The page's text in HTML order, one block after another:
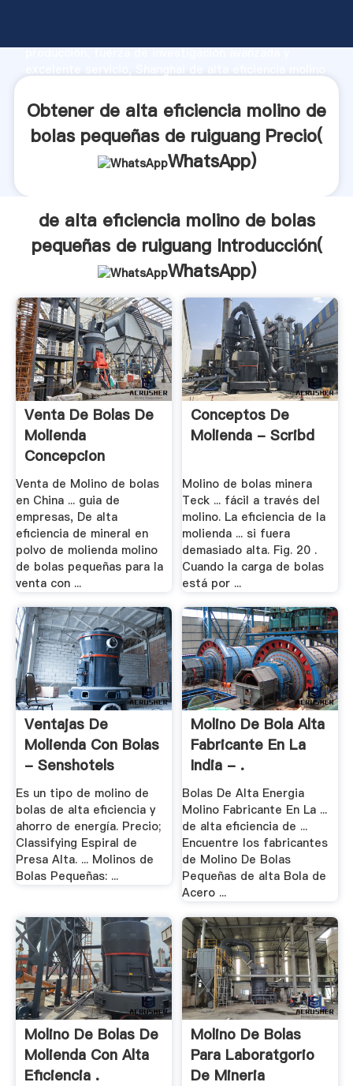
producción, fuerza de investigación avanzada y
valor y aporta valores a todos los clientes.
Obtener de alta eficiencia molino de
bolas pequeñas de ruiguang Precio(
WhatsApp)
de alta eficiencia molino de bolas
pequeñas de ruiguang Introducción(
WhatsApp)
Venta De Bolas De
Molienda
Concepcion
Venta de Molino de bolas
en China ... guia de
empresas, De alta
eficiencia de mineral en
polvo de molienda molino
de bolas pequeñas para la
venta con ...
Conceptos De
Molienda - Scribd
Molino de bolas minera
Teck ... fácil a través del
molino. La eficiencia de la
molienda ... si fuera
demasiado alta. Fig. 20 .
Cuando la carga de bolas
está por ...
Ventajas De
Molienda Con Bolas
- Senshotels
Es un tipo de molino de
bolas de alta eficiencia y
ahorro de energía. Precio;
Classifying Espiral de
Presa Alta. ... Molinos de
Bolas Pequeñas: ...
Molino De Bola Alta
Fabricante En La
India - .
Bolas De Alta Energia
Molino Fabricante En La ...
de alta eficiencia de ...
Encuentre los fabricantes
de Molino De Bolas
Pequeñas de alta Bola de
Acero ...
Molino De Bolas De
Molienda Con Alta
Eficiencia .
Molino De Bolas
Para Laboratgorio
De Mineria